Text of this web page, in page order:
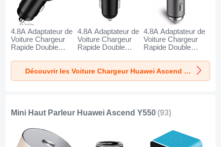
4.8A Adaptateur de
Voiture Chargeur
Rapide Double
K10 pour Huawei
Ascend Y550 Noir
4.8A Adaptateur de
Voiture Chargeur
Rapide Double
K07 pour Huawei
Ascend Y550
Rouge
4.8A Adaptateur de
Voiture Chargeur
Rapide Double
K08 pour Huawei
Ascend Y550
Argent
Découvrir les Voiture Chargeur Huawei Ascend Y550
Mini Haut Parleur Huawei Ascend Y550 (93)